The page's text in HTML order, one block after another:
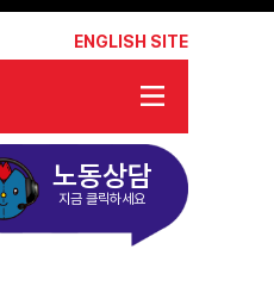
ENGLISH SITE
노동상담
지금 클릭하세요